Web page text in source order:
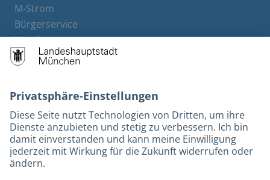
M-Strom
Bürgerservice
Hotels
Barrierefreiheit
Leichte Sprache
Gebärdensprache
Datenschutz